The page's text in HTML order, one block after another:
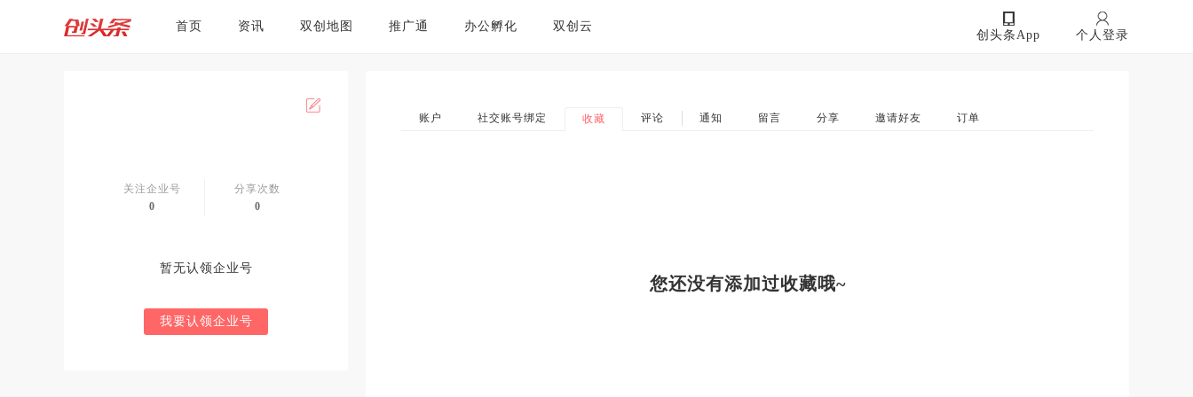
首页 资讯 双创地图 推广通 办公孵化 双创云
创头条App 个人登录
关注企业号
0
分享次数
0
暂无认领企业号
我要认领企业号
账户 社交账号绑定 收藏 评论 通知 留言 分享 邀请好友 订单
您还没有添加过收藏哦~